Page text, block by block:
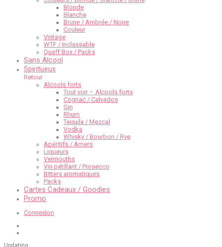
Blonde
Blanche
Brune / Ambrée / Noire
Couleur
Vintage
WTF / Inclassable
Quaff Box / Packs
Sans Alcool
Spiritueux
Retour
Alcools forts
Tout voir – Alcools forts
Cognac / Calvados
Gin
Rhum
Tequila / Mezcal
Vodka
Whisky / Bourbon / Rye
Apéritifs / Amers
Liqueurs
Vermouths
Vin pétillant / Prosecco
Bitters aromatiques
Packs
Cartes Cadeaux / Goodies
Promo
Connexion
Updating